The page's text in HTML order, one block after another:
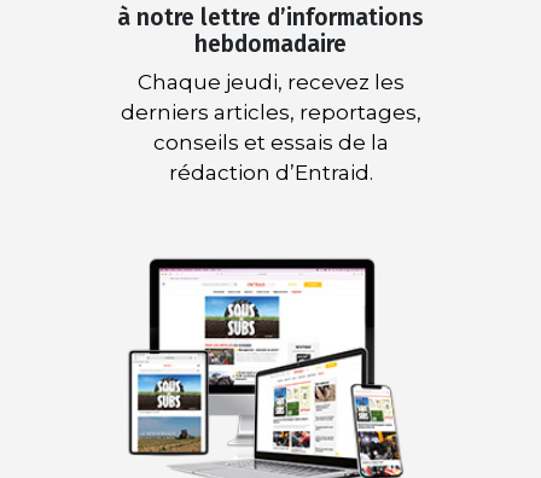
à notre lettre d’informations
hebdomadaire
Chaque jeudi, recevez les
derniers articles, reportages,
conseils et essais de la
rédaction d’Entraid.